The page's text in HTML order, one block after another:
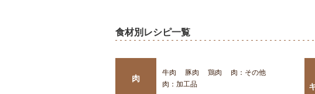
食材別レシピ一覧
肉
牛肉 豚肉 鶏肉
肉：その他
肉：加工品